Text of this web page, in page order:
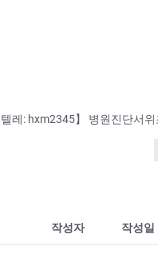
작성자 작성일